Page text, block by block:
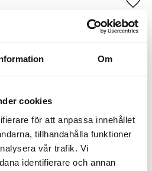
Om
cookies
för att anpassa innehållet
tillhandahålla funktioner
vår trafik. Vi
identifierare och annan
+
KÖP